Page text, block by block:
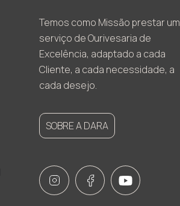
Temos como Missão prestar um
serviço de Ourivesaria de
Excelência, adaptado a cada
Cliente, a cada necessidade, a
cada desejo.
SOBRE A DARA